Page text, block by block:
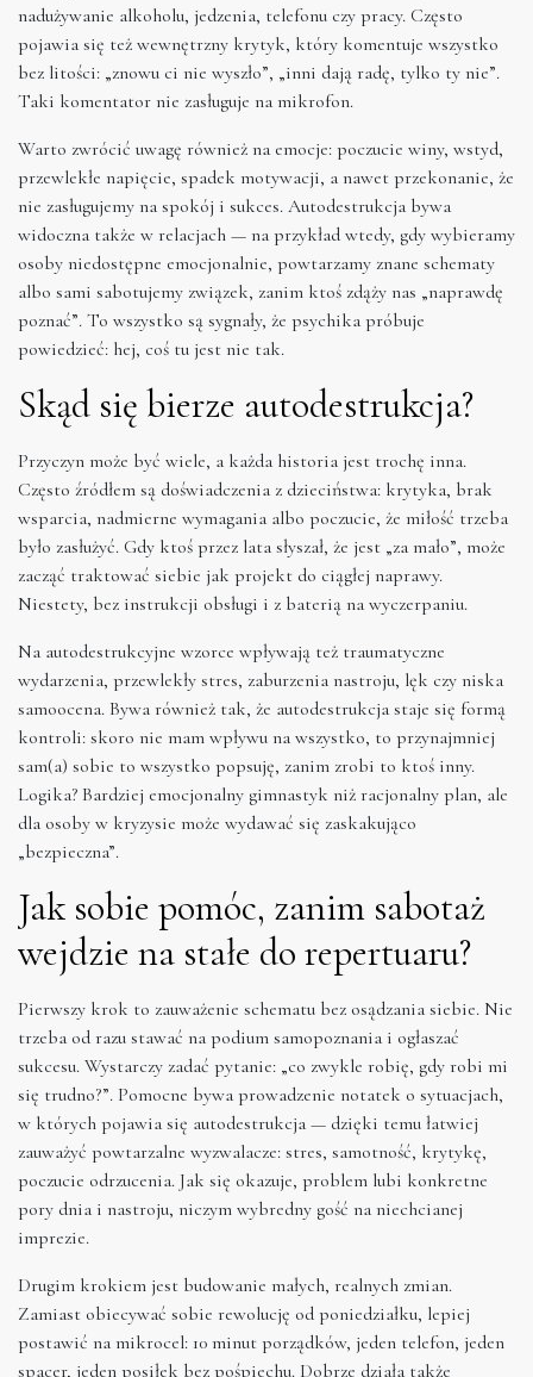
nadużywanie alkoholu, jedzenia, telefonu czy pracy. Często
pojawia się też wewnętrzny krytyk, który komentuje wszystko
bez litości: „znowu ci nie wyszło”, „inni dają radę, tylko ty nie”.
Taki komentator nie zasługuje na mikrofon.
Warto zwrócić uwagę również na emocje: poczucie winy, wstyd,
przewlekłe napięcie, spadek motywacji, a nawet przekonanie, że
nie zasługujemy na spokój i sukces. Autodestrukcja bywa
widoczna także w relacjach — na przykład wtedy, gdy wybieramy
osoby niedostępne emocjonalnie, powtarzamy znane schematy
albo sami sabotujemy związek, zanim ktoś zdąży nas „naprawdę
poznać”. To wszystko są sygnały, że psychika próbuje
powiedzieć: hej, coś tu jest nie tak.
Skąd się bierze autodestrukcja?
Przyczyn może być wiele, a każda historia jest trochę inna.
Często źródłem są doświadczenia z dzieciństwa: krytyka, brak
wsparcia, nadmierne wymagania albo poczucie, że miłość trzeba
było zasłużyć. Gdy ktoś przez lata słyszał, że jest „za mało”, może
zacząć traktować siebie jak projekt do ciągłej naprawy.
Niestety, bez instrukcji obsługi i z baterią na wyczerpaniu.
Na autodestrukcyjne wzorce wpływają też traumatyczne
wydarzenia, przewlekły stres, zaburzenia nastroju, lęk czy niska
samoocena. Bywa również tak, że autodestrukcja staje się formą
kontroli: skoro nie mam wpływu na wszystko, to przynajmniej
sam(a) sobie to wszystko popsuję, zanim zrobi to ktoś inny.
Logika? Bardziej emocjonalny gimnastyk niż racjonalny plan, ale
dla osoby w kryzysie może wydawać się zaskakująco
„bezpieczna”.
Jak sobie pomóc, zanim sabotaż
wejdzie na stałe do repertuaru?
Pierwszy krok to zauważenie schematu bez osądzania siebie. Nie
trzeba od razu stawać na podium samopoznania i ogłaszać
sukcesu. Wystarczy zadać pytanie: „co zwykle robię, gdy robi mi
się trudno?”. Pomocne bywa prowadzenie notatek o sytuacjach,
w których pojawia się autodestrukcja — dzięki temu łatwiej
zauważyć powtarzalne wyzwalacze: stres, samotność, krytykę,
poczucie odrzucenia. Jak się okazuje, problem lubi konkretne
pory dnia i nastroju, niczym wybredny gość na niechcianej
imprezie.
Drugim krokiem jest budowanie małych, realnych zmian.
Zamiast obiecywać sobie rewolucję od poniedziałku, lepiej
postawić na mikrocel: 10 minut porządków, jeden telefon, jeden
spacer, jeden posiłek bez pośpiechu. Dobrze działa także